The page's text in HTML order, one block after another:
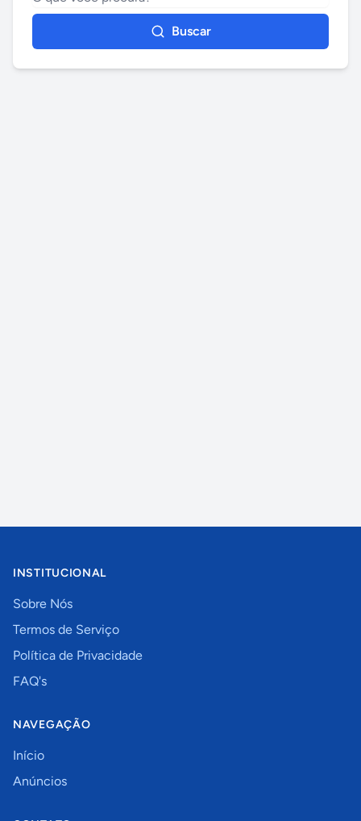
Buscar
INSTITUCIONAL
Sobre Nós
Termos de Serviço
Política de Privacidade
FAQ's
NAVEGAÇÃO
Início
Anúncios